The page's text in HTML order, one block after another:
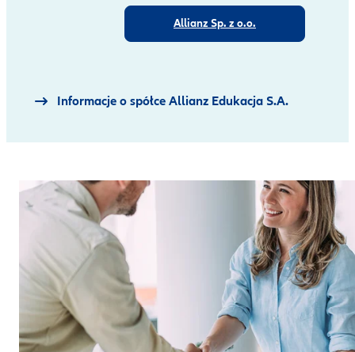
Allianz Sp. z o.o.
Informacje o spółce Allianz Edukacja S.A.